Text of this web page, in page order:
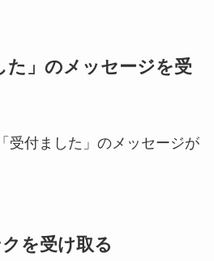
た」のメッセージを受
受付ました」のメッセージが
を受け取る